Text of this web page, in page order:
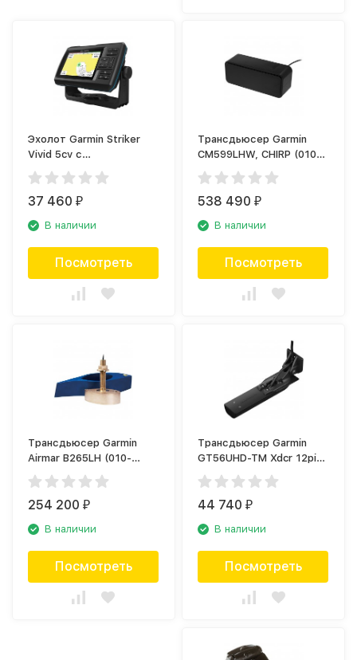
Эхолот Garmin Striker
Vivid 5cv с
трансдьюсером GT20
(010-02551-01)
37 460₽
В наличии
Посмотреть
Трансдьюсер Garmin
CM599LHW, CHIRP (010-
12188-20)
538 490₽
В наличии
Посмотреть
Трансдьюсер Garmin
Airmar B265LH (010-
12379-20)
254 200₽
В наличии
Посмотреть
Трансдьюсер Garmin
GT56UHD-TM Xdcr 12pin
(010-13073-00)
44 740₽
В наличии
Посмотреть